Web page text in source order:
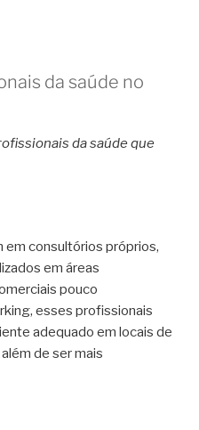
da saúde no
da saúde que
consultórios próprios,
em áreas
pouco
esses profissionais
adequado em locais de
de ser mais